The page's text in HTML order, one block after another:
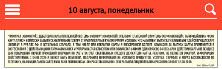
10 августа, понедельник